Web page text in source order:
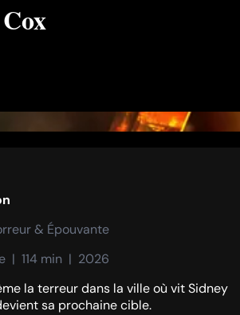
& Épouvante
|  114 min  |  2026
la terreur dans la ville où vit Sidney
sa prochaine cible.